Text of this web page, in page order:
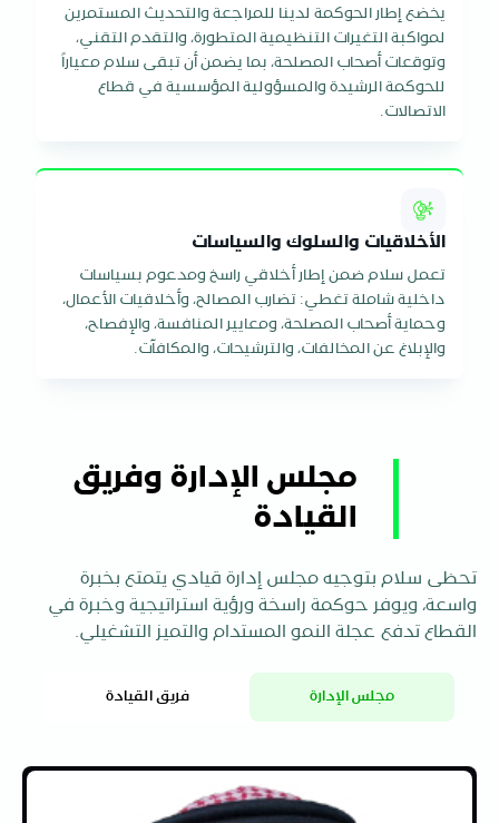
يخضع إطار الحوكمة لدينا للمراجعة والتحديث المستمرين
لمواكبة التغيرات التنظيمية المتطورة، والتقدم التقني،
وتوقعات أصحاب المصلحة، بما يضمن أن تبقى سلام معياراً
للحوكمة الرشيدة والمسؤولية المؤسسية في قطاع
الاتصالات.
الأخلاقيات والسلوك والسياسات
تعمل سلام ضمن إطار أخلاقي راسخ ومدعوم بسياسات
داخلية شاملة تغطي: تضارب المصالح، وأخلاقيات الأعمال،
وحماية أصحاب المصلحة، ومعايير المنافسة، والإفصاح،
والإبلاغ عن المخالفات، والترشيحات، والمكافآت.
مجلس الإدارة وفريق
القيادة
تحظى سلام بتوجيه مجلس إدارة قيادي يتمتع بخبرة
واسعة، ويوفر حوكمة راسخة ورؤية استراتيجية وخبرة في
القطاع تدفع عجلة النمو المستدام والتميز التشغيلي.
مجلس الإدارة فريق القيادة